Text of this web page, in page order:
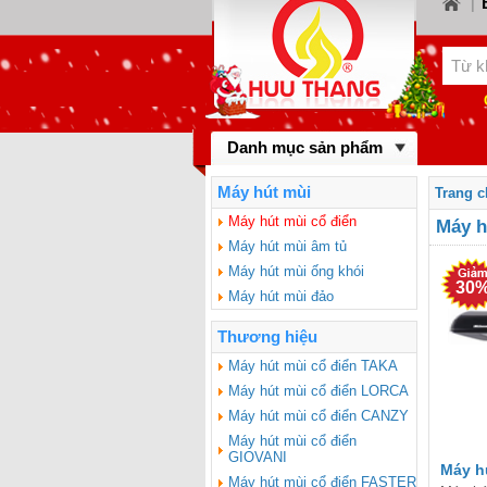
KIWA
Danh mục sản phẩm
Máy hút mùi
Máy hút mùi cổ điển
Máy hút mùi âm tủ
Máy hút mùi ống khói
Máy hút mùi đảo
Thương hiệu
Máy hút mùi cổ điển TAKA
Máy hút mùi cổ điển LORCA
Máy hút mùi cổ điển CANZY
Máy hút mùi cổ điển
GIOVANI
Máy hút mùi cổ điển FASTER
Trang
Máy
Máy